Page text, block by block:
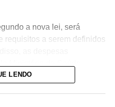
a nova lei, será
requisitos a serem definidos
para pagamento de
LENDO